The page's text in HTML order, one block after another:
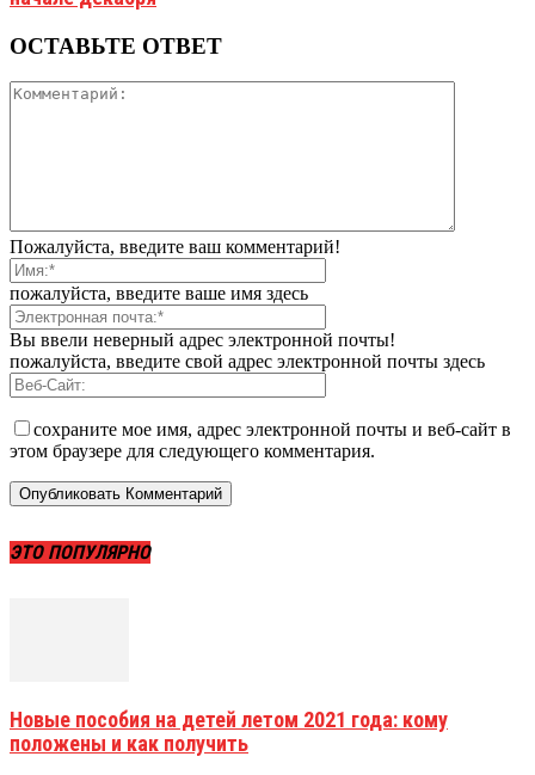
ОСТАВЬТЕ ОТВЕТ
Пожалуйста, введите ваш комментарий!
пожалуйста, введите ваше имя здесь
Вы ввели неверный адрес электронной почты!
пожалуйста, введите свой адрес электронной почты здесь
сохраните мое имя, адрес электронной почты и веб-сайт в
этом браузере для следующего комментария.
ЭТО ПОПУЛЯРНО
Новые пособия на детей летом 2021 года: кому
положены и как получить